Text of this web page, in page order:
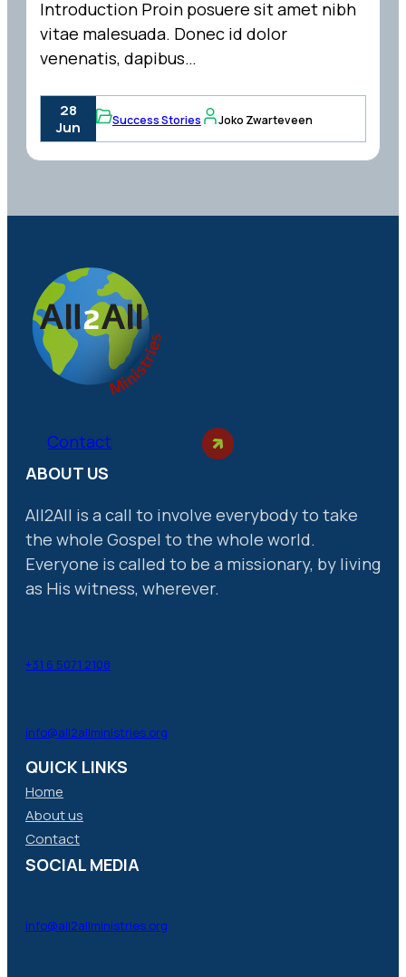
Introduction Proin posuere sit amet nibh
vitae malesuada. Donec id dolor
venenatis, dapibus…
28
Jun
Success Stories Joko Zwarteveen
Contact
QUICK LINKS
Home
About us
Contact
ABOUT US
All2All is a call to involve everybody to take
the whole Gospel to the whole world.
Everyone is called to be a missionary, by living
as His witness, wherever.
+31 6 5071 2108
info@all2allministries.org
SOCIAL MEDIA
info@all2allministries.org